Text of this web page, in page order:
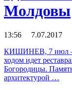
Молдовы
13:56 7.07.2017
КИШИНЕВ, 7 июл —
ходом идет
Богородицы.
архитектурой …